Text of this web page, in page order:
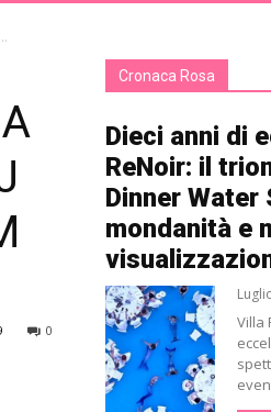
0
Cronaca Rosa
Dieci anni di
ReNoir: il
Dinner Water
mondanità e
Villa